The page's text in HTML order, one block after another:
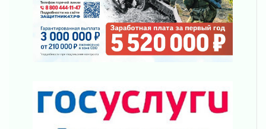
Уроки безопасности для детей и взрослых
03 августа 2026
Ленобласть отмечает День Воздушно-
десантных войск
02 августа 2026
Ленобласть отметила заслуги жителей перед
регионом и страной